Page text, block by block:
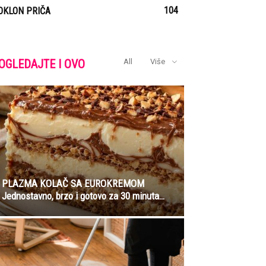
PRIČA 104
I OVO All Više
PLAZMA KOLAČ SA EUROKREMOM
Jednostavno, brzo i gotovo za 30 minuta…